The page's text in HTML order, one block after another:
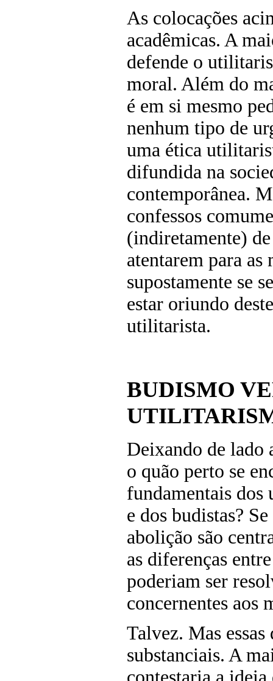
As colocações
acadêmicas. A
defende o
moral. Além do
é em si mesmo
nenhum tipo de
uma ética
difundida na
contemporânea.
confessos
(indiretamente)
atentarem para as
supostamente se
estar oriundo
utilitarista.
BUDISMO
Deixando de lado
o quão perto se
fundamentais
e dos budistas?
abolição são
as diferenças
poderiam ser
concernentes aos
Talvez. Mas essas
substanciais. A